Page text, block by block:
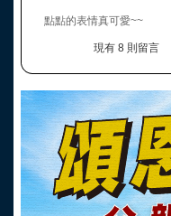
點點的表情真可愛~~
現有 8 則留言